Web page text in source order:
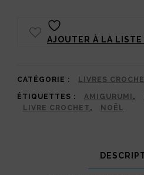
Noël
Cay
AJOUTER À LA LISTE
CATÉGORIE : LIVRES
ÉTIQUETTES : AMIGURUMI ,
LIVRE CROCHET , NOËL